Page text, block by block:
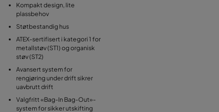
Kompakt design, lite
plassbehov
Støtbestandig hus
ATEX-sertifisert i kategori 1 for
metallstøv (ST1) og organisk
støv (ST2)
Avansert system for
rengjøring under drift sikrer
uavbrutt drift
Valgfritt «Bag-In Bag-Out»-
system for sikker utskifting